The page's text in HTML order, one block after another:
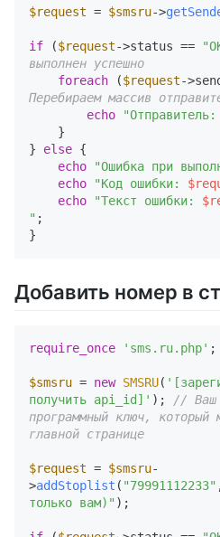
$request = $smsru->
if ($request->status ==
выполнен успешно
foreach ($request-
Перебираем массив
echo
"Отправитель:
} else {
echo
"Ошибка при
echo
"Код ошибки:
echo
"Текст ошибки:
" ;
Добавить номер в
require_once 'sms.ru.php' ;
$smsru = new SMSRU(
получить api_id]' ); // Ваш
программный ключ, который
главной странице
$request = $smsru-
>addStoplist ( "79991112233"
только вам)" );